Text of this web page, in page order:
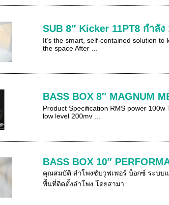
SUB 8″ Kicker 11PT8 กำลั
It’s the smart, self-contained solution
the space After ...
BASS BOX 8″ MAGNUM
Product Specification RMS power
low level 200mv ...
BASS BOX 10″
คุณสมบัติ ลำโพงซับวูฟเฟอร์ บ็อกซ์ ระบบแ
พื้นที่ติดตั้งลำโพง โดยสามา...